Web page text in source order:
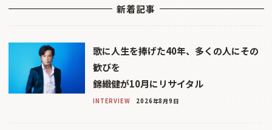
新着記事
歌に人生を捧げた40年、多くの人にその
歓びを
錦織健が10月にリサイタル
INTERVIEW 2026年8月9日